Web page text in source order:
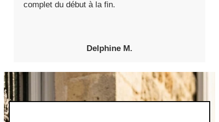
complet du début à la fin.
Delphine M.